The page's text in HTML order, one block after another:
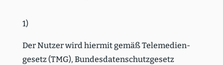
1)
Der Nutzer wird hiermit gemäß Teleme­di­en­
gesetz (TMG), Bundes­da­ten­schutz­gesetz